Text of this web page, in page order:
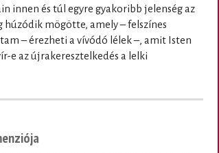
innen és túl egyre gyakoribb jelenség az
mögötte, amely – felszínes
– érezheti a vívódó lélek –, amit Isten
e az újrakeresztelkedés a lelki